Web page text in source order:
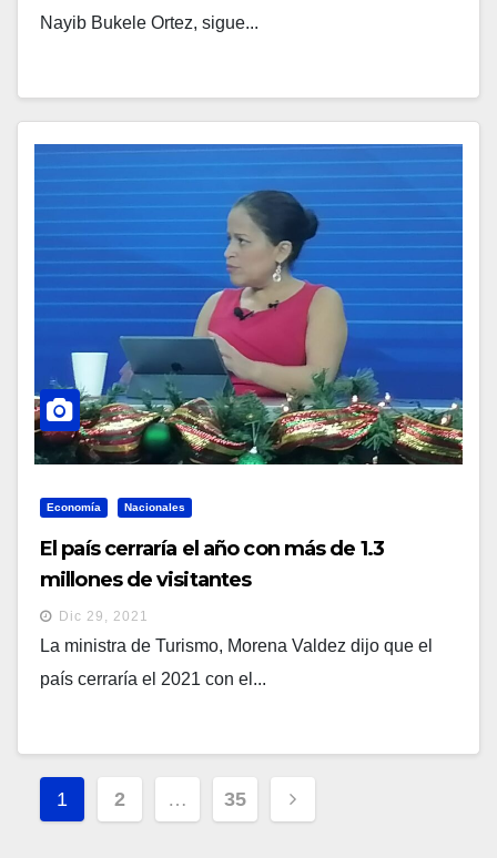
Nayib Bukele Ortez, sigue...
Economía Nacionales
El país cerraría el año con más de 1.3
millones de visitantes
Dic 29, 2021
La ministra de Turismo, Morena Valdez dijo que el
país cerraría el 2021 con el...
Navegación
De
1 2 … 35